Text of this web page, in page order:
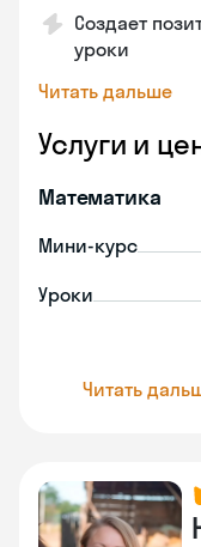
Создает
уроки
Читать дальше
Услуги и
Математика
Мини-курс
Уроки
Читать